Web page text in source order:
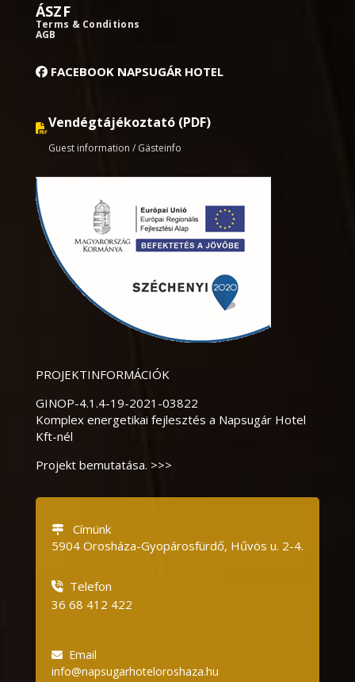
ÁSZF
Terms & Conditions
AGB
FACEBOOK NAPSUGÁR HOTEL
Vendégtájékoztató (PDF)
Guest information / Gästeinfo
PROJEKTINFORMÁCIÓK
GINOP-4.1.4-19-2021-03822
Komplex energetikai fejlesztés a Napsugár Hotel
Kft-nél
Projekt bemutatása. >>>
Címünk
5904 Orosháza-Gyopárosfürdő, Hűvös u. 2-4.
Telefon
36 68 412 422
Email
info@napsugarhoteloroshaza.hu